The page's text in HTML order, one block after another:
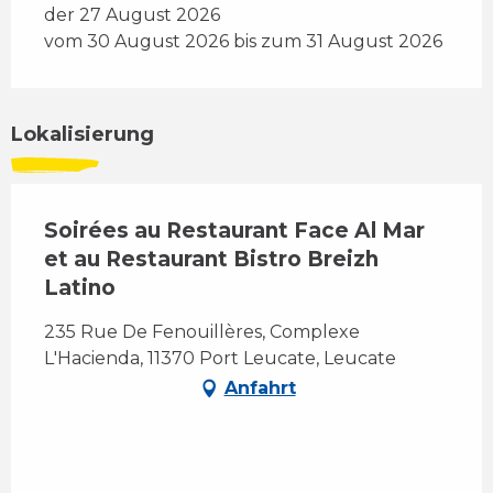
der 27 August 2026
vom 30 August 2026 bis zum 31 August 2026
Lokalisierung
Soirées au Restaurant Face Al Mar
et au Restaurant Bistro Breizh
Latino
235 Rue De Fenouillères, Complexe
L'Hacienda, 11370 Port Leucate, Leucate
Anfahrt